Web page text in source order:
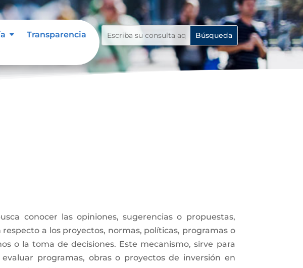
Transparencia
conocer las opiniones, sugerencias o propuestas,
a los proyectos, normas, políticas, programas o
o la toma de decisiones. Este mecanismo, sirve para
programas, obras o proyectos de inversión en